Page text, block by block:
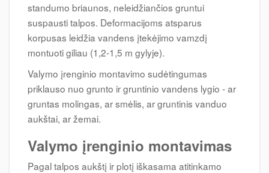
standumo briaunos, neleidžiančios gruntui
suspausti talpos. Deformacijoms atsparus
korpusas leidžia vandens įtekėjimo vamzdį
montuoti giliau (1,2-1,5 m gylyje).
Valymo įrenginio montavimo sudėtingumas
priklauso nuo grunto ir gruntinio vandens lygio - ar
gruntas molingas, ar smėlis, ar gruntinis vanduo
aukštai, ar žemai.
Valymo įrenginio montavimas
Pagal talpos aukštį ir plotį iškasama atitinkamo